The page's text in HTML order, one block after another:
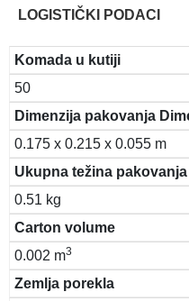
LOGISTIČKI PODACI
Komada u kutiji
50
Dimenzija pakovanja
0.175 x 0.215 x 0.055 m
Ukupna težina pakovanja
0.51 kg
Carton volume
0.002 m3
Zemlja porekla